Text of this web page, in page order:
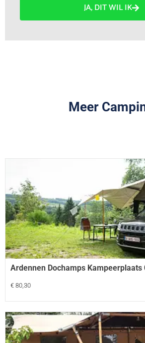
JA, DIT WIL IK
Meer
Ardennen Dochamps Kampeerplaats
€ 80,30